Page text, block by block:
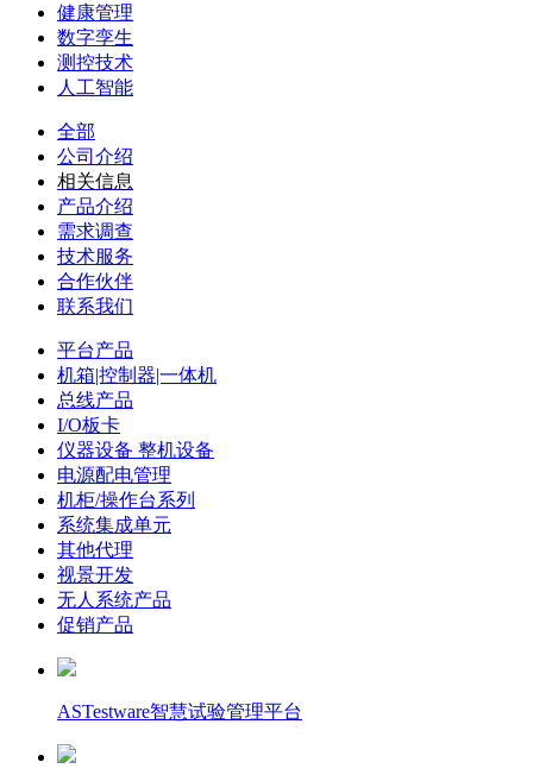
健康管理
数字孪生
测控技术
人工智能
全部
公司介绍
相关信息
产品介绍
需求调查
技术服务
合作伙伴
联系我们
平台产品
机箱|控制器|一体机
总线产品
I/O板卡
仪器设备 整机设备
电源配电管理
机柜/操作台系列
系统集成单元
其他代理
视景开发
无人系统产品
促销产品
ASTestware智慧试验管理平台